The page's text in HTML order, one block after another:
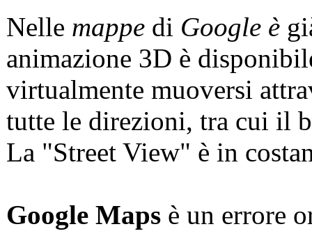
Nelle mappedi Google è
animazione 3D è
virtualmente muoversi
tutte le direzioni, tra cui il
La "Street View" è in
Google Mapsè un errore